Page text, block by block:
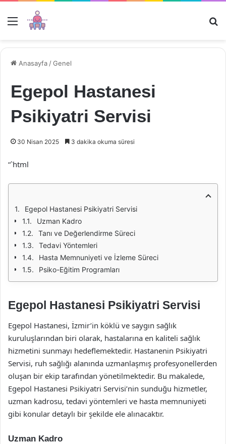
Menü
Anasayfa /Genel
Egepol Hastanesi
Psikiyatri Servisi
30 Nisan 2025 3 dakika okuma süresi
“`html
Egepol Hastanesi Psikiyatri Servisi
Uzman Kadro
Tanı ve Değerlendirme Süreci
Tedavi Yöntemleri
Hasta Memnuniyeti ve İzleme Süreci
Psiko-Eğitim Programları
Egepol Hastanesi Psikiyatri Servisi
Egepol Hastanesi, İzmir’in köklü ve saygın sağlık
kuruluşlarından biri olarak, hastalarına en kaliteli sağlık
hizmetini sunmayı hedeflemektedir. Hastanenin Psikiyatri
Servisi, ruh sağlığı alanında uzmanlaşmış profesyonellerden
oluşan bir ekip tarafından yönetilmektedir. Bu makalede,
Egepol Hastanesi Psikiyatri Servisi’nin sunduğu hizmetler,
uzman kadrosu, tedavi yöntemleri ve hasta memnuniyeti
gibi konular detaylı bir şekilde ele alınacaktır.
Uzman Kadro